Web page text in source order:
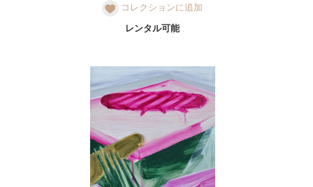
コレクションに追加
レンタル可能